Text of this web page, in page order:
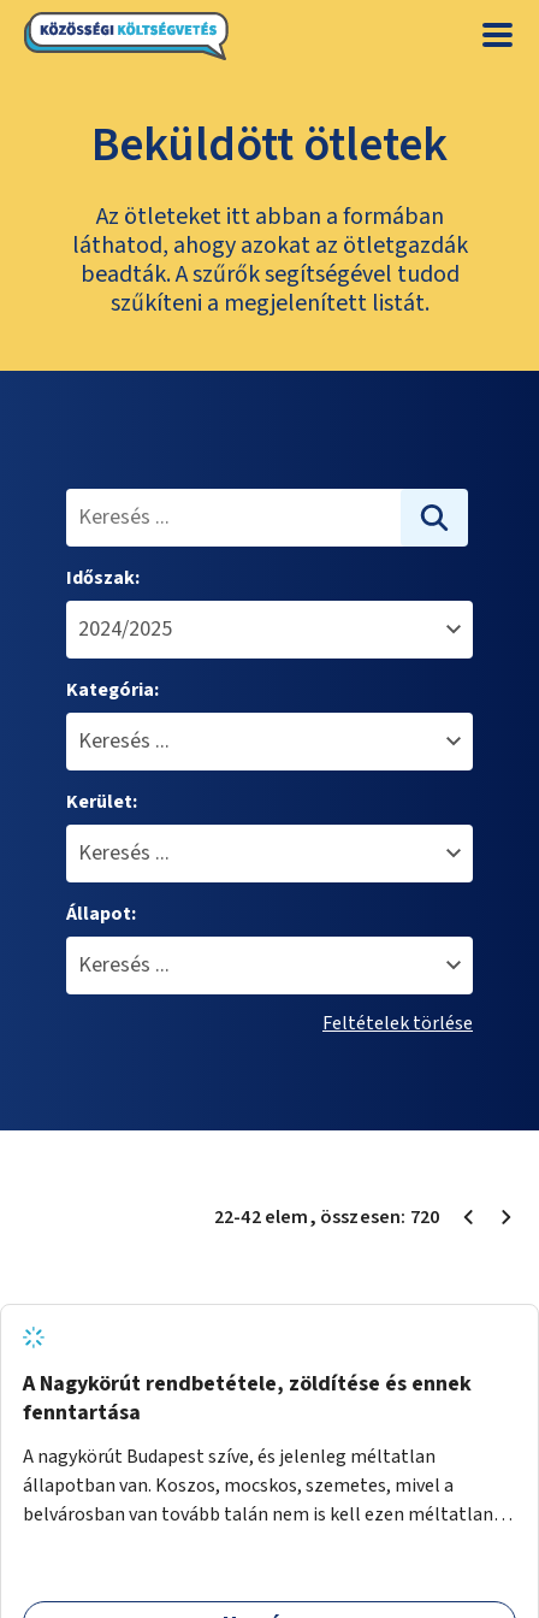
Beküldött ötletek
Az ötleteket itt abban a formában
láthatod, ahogy azokat az ötletgazdák
beadták. A szűrők segítségével tudod
szűkíteni a megjelenített listát.
Időszak:
Kategória:
Kerület:
Állapot:
Feltételek törlése
22-42elem, összesen: 720
A Nagykörút rendbetétele, zöldítése és ennek
fenntartása
A nagykörút Budapest szíve, és jelenleg méltatlan
állapotban van. Koszos, mocskos, szemetes, mivel a
belvárosban van tovább talán nem is kell ezen méltatlan,
tisztán tartásával, és nagy szükség lenne megfelelő